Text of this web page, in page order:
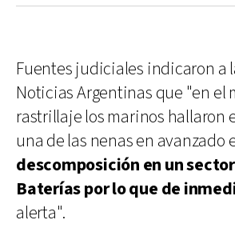
Fuentes judiciales indicaron a
Noticias Argentinas que "en el
rastrillaje los marinos hallaron
una de las nenas en avanzado
descomposición en un
Baterías por lo que de
alerta".